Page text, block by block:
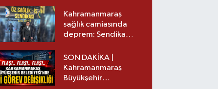
Kahramanmaraş
sağlık camiasında
deprem: Sendika
SON DAKİKA |
Kahramanmaraş
Büyükşehir